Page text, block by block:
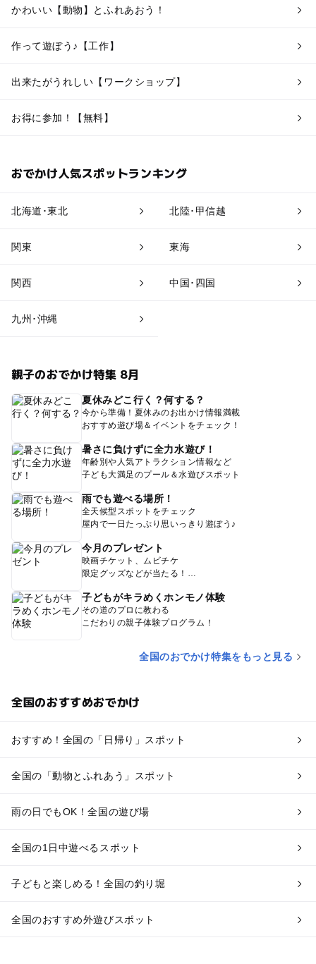
かわいい【動物】とふれあおう！
作って遊ぼう♪【工作】
出来たがうれしい【ワークショップ】
お得に参加！【無料】
おでかけ人気スポットランキング
北海道･東北 北陸･甲信越
関東 東海
関西 中国･四国
九州･沖縄
親子のおでかけ特集 8月
夏休みどこ行く？何する？
今から準備！夏休みのお出かけ情報満載
おすすめ遊び場＆イベントをチェック！
暑さに負けずに全力水遊び！
年齢別や人気アトラクション情報など
子ども大満足のプール＆水遊びスポット
雨でも遊べる場所！
全天候型スポットをチェック
屋内で一日たっぷり思いっきり遊ぼう♪
今月のプレゼント
映画チケット、ムビチケ
限定グッズなどが当たる！
子どもがキラめくホンモノ体験
その道のプロに教わる
こだわりの親子体験プログラム！
全国のおでかけ特集をもっと見る
全国のおすすめおでかけ
おすすめ！全国の「日帰り」スポット
全国の「動物とふれあう」スポット
雨の日でもOK！全国の遊び場
全国の1日中遊べるスポット
子どもと楽しめる！全国の釣り堀
全国のおすすめ外遊びスポット